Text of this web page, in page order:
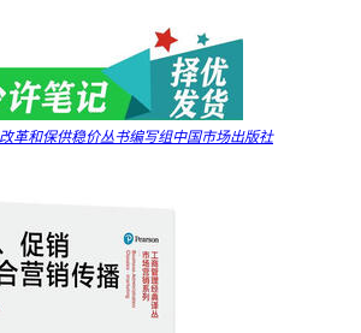
革和保供稳价丛书编写组中国市场出版社